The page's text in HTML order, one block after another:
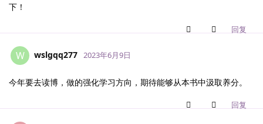
下！
回复
W wslgqq277 2023年6月9日
今年要去读博，做的强化学习方向，期待能够从本书中汲取养分。
回复